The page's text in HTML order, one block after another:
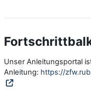
Unser Anleitungsportal
Anleitung: https://